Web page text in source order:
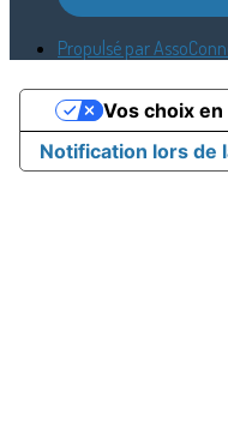
Propulsé par
Notification lors de
Vos choix